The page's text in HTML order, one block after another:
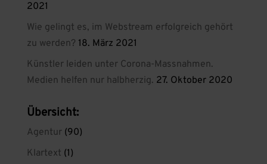
2021
Wie gelingt es, im Webstream erfolgreich gehört
zu werden? 18. März 2021
Künstler leiden unter Corona-Massnahmen.
Medien helfen nur halbherzig. 27. Oktober 2020
Übersicht:
Agentur(90)
Klartext (1)